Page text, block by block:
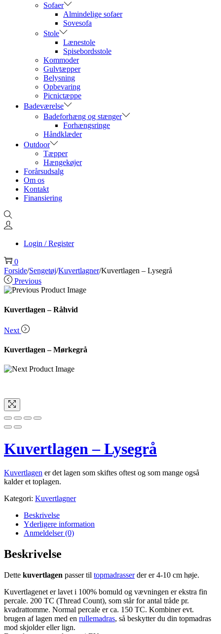
Sofaer
Almindelige sofaer
Sovesofa
Stole
Lænestole
Spisebordsstole
Kommoder
Gulvtæpper
Belysning
Opbevaring
Picnictæppe
Badeværelse
Badeforhæng og stænger
Forhængsringe
Håndklæder
Outdoor
Tæpper
Hængekøjer
Forårsudsalg
Om os
Kontakt
Finansiering
Login / Register
0
Forside/Sengetøj/Kuvertlagner/Kuvertlagen – Lysegrå
Previous
Kuvertlagen – Råhvid
Next
Kuvertlagen – Mørkegrå
Kuvertlagen – Lysegrå
Kuvertlagen er det lagen som skiftes oftest og som mange også
kalder et toplagen.
Kategori: Kuvertlagner
Beskrivelse
Yderligere information
Anmeldelser (0)
Beskrivelse
Dette kuvertlagen passer til topmadrasserder er 4-10 cm høje.
Kuvertlagenet er lavet i 100% bomuld og vævningen er ekstra fin
percale. 200 TC (Thread Count), som står for antal tråde pr.
kvadrattomme. Normal percale er ca. 150 TC. Kombiner evt.
brugen af lagen med en rullemadras, så beskytter du din topmadras
mod skjolder eller lign.